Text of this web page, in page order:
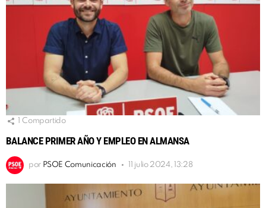
Compartido
BALANCE PRIMER AÑO Y EMPLEO EN ALMANSA
por PSOE Comunicación 11 julio 2024, 13:28